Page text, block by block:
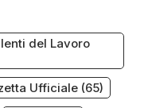
del Lavoro
Ufficiale(65)